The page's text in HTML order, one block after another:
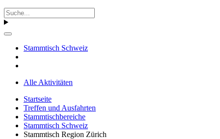
Stammtisch Schweiz
Alle Aktivitäten
Startseite
Treffen und Ausfahrten
Stammtischbereiche
Stammtisch Schweiz
Stammtisch Region Zürich